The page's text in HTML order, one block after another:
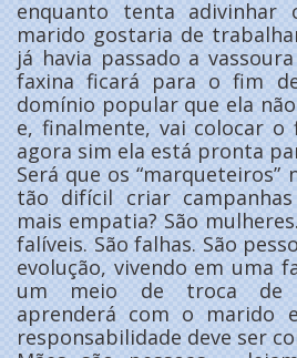
enquanto tenta adivinhar
marido gostaria de
já havia passado a
faxina ficará para o fim
domínio popular que ela
e, finalmente, vai colocar o
agora sim ela está pronta
Será que os “marqueteiros”
tão difícil criar
mais empatia? São
falíveis. São falhas. São
evolução, vivendo em uma
um meio de troca de
aprenderá com o marido
responsabilidade deve ser